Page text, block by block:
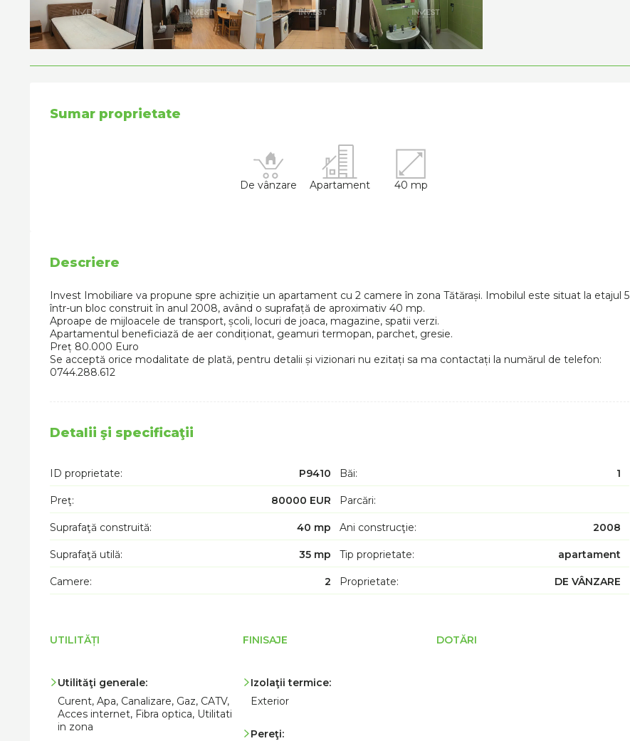
Sumar proprietate
De vânzare Apartament 40 mp
Descriere
Invest Imobiliare va propune spre achiziție un apartament cu 2 camere în zona Tătărași. Imobilul este situat la etajul 5
într-un bloc construit în anul 2008, având o suprafață de aproximativ 40 mp.
Aproape de mijloacele de transport, școli, locuri de joaca, magazine, spatii verzi.
Apartamentul beneficiază de aer condiționat, geamuri termopan, parchet, gresie.
Preț 80.000 Euro
Se acceptă orice modalitate de plată, pentru detalii și vizionari nu ezitați sa ma contactați la numărul de telefon:
0744.288.612
Detalii şi specificaţii
ID proprietate: P9410
Preţ: 80000 EUR
Suprafaţă construită: 40 mp
Suprafaţă utilă: 35 mp
Camere: 2
Băi: 1
Parcări:
Ani construcţie: 2008
Tip proprietate: apartament
Proprietate: DE VÂNZARE
UTILITĂȚI
Utilităţi generale:
Curent, Apa, Canalizare, Gaz, CATV,
Acces internet, Fibra optica, Utilitati
in zona
FINISAJE
Izolaţii termice:
Exterior
Pereţi:
DOTĂRI